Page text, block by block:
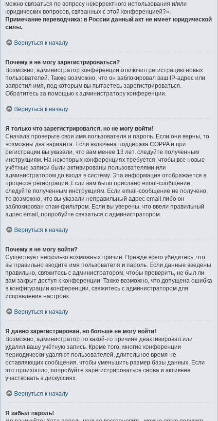
можно связаться по вопросу некорректного использования и/или
юридических вопросов, связанных с этой конференцией?».
Примечание переводчика: в России данный акт не имеет юридической
силы..
Вернуться к началу
Почему я не могу зарегистрироваться?
Возможно, администратор конференции отключил регистрацию новых
пользователей. Также возможно, что он заблокировал ваш IP-адрес или
запретил имя, под которым вы пытаетесь зарегистрироваться.
Обратитесь за помощью к администратору конференции.
Вернуться к началу
Я только что зарегистрировался, но не могу войти!
Сначала проверьте свои имя пользователя и пароль. Если они верны, то
возможны два варианта. Если включена поддержка COPPA и при
регистрации вы указали, что вам менее 13 лет, следуйте полученным
инструкциям. На некоторых конференциях требуется, чтобы все новые
учётные записи были активированы пользователями или
администратором до входа в систему. Эта информация отображается в
процессе регистрации. Если вам было прислано email-сообщение,
следуйте полученным инструкциям. Если email-сообщение не получено,
то возможно, что вы указали неправильный адрес email либо он
заблокирован спам-фильтром. Если вы уверены, что ввели правильный
адрес email, попробуйте связаться с администратором.
Вернуться к началу
Почему я не могу войти?
Существует несколько возможных причин. Прежде всего убедитесь, что
вы правильно вводите имя пользователя и пароль. Если данные введены
правильно, свяжитесь с администратором, чтобы проверить, не был ли
вам закрыт доступ к конференции. Также возможно, что допущена ошибка
в конфигурации конференции, свяжитесь с администратором для
исправления настроек.
Вернуться к началу
Я давно зарегистрирован, но больше не могу войти!
Возможно, администратор по какой-то причине деактивировал или
удалил вашу учётную запись. Кроме того, многие конференции
периодически удаляют пользователей, длительное время не
оставляющих сообщения, чтобы уменьшить размер базы данных. Если
это произошло, попробуйте зарегистрироваться снова и активнее
участвовать в дискуссиях.
Вернуться к началу
Я забыл пароль!